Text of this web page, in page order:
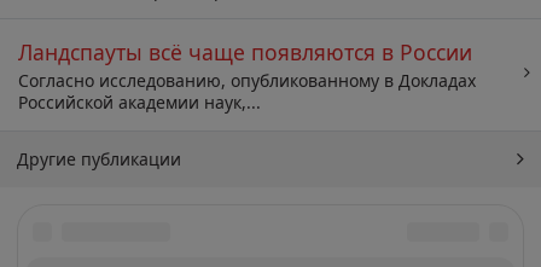
Ландспауты всё чаще появляются в России
Согласно исследованию, опубликованному в Докладах
Российской академии наук,...
Другие публикации